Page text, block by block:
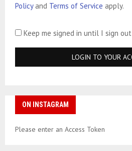
Policyand Terms of Service apply.
Keep me signed in until I sign out
ON INSTAGRAM
Please enter an Access Token